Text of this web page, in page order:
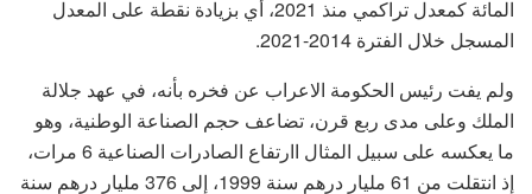
المائة كمعدل تراكمي منذ 2021، أي بزيادة نقطة على المعدل
المسجل خلال الفترة 2014-2021.
ولم يفت رئيس الحكومة الاعراب عن فخره بأنه، في عهد جلالة
الملك وعلى مدى ربع قرن، تضاعف حجم الصناعة الوطنية، وهو
ما يعكسه على سبيل المثال اارتفاع الصادرات الصناعية 6 مرات،
إذ انتقلت من 61 مليار درهم سنة 1999، إلى 376 مليار درهم سنة